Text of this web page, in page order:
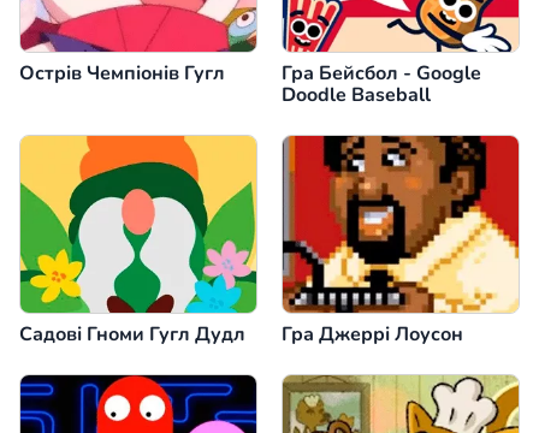
Острів Чемпіонів Гугл
Гра Бейсбол - Google
Doodle Baseball
Садові Гноми Гугл Дудл Гра Джеррі Лоусон